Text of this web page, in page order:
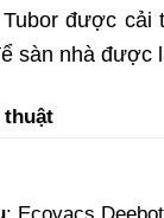
được cải
sàn nhà được
thuật